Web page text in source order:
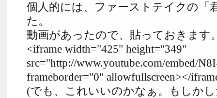
個人的には、ファーストテイクの「
た。
動画があったので、貼っておきます
<iframe width="425" height="349"
src="http://www.youtube.com/embed/
frameborder="0" allowfullscreen></
(でも、これいいのかなぁ。もしか